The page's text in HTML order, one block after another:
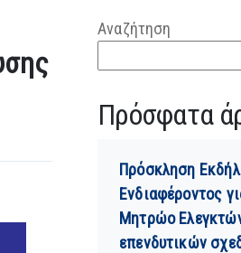
Αναζήτηση
Πρόσφατα
Πρόσκληση
Ενδιαφέροντος
Μητρώο
επενδυτικών